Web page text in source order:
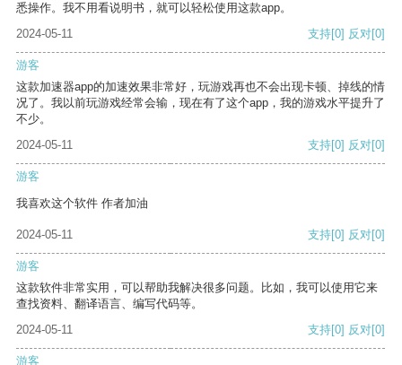
悉操作。我不用看说明书，就可以轻松使用这款app。
2024-05-11
支持[0] 反对[0]
游客
这款加速器app的加速效果非常好，玩游戏再也不会出现卡顿、掉线的情
况了。我以前玩游戏经常会输，现在有了这个app，我的游戏水平提升了
不少。
2024-05-11
支持[0] 反对[0]
游客
我喜欢这个软件 作者加油
2024-05-11 支持[0] 反对[0]
游客
这款软件非常实用，可以帮助我解决很多问题。比如，我可以使用它来
查找资料、翻译语言、编写代码等。
2024-05-11
支持[0] 反对[0]
游客